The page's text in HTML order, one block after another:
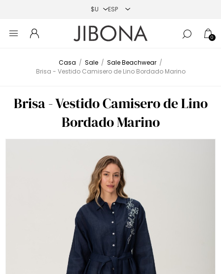
0
Casa / Sale / Sale Beachwear /
Brisa - Vestido Camisero de Lino Bordado Marino
Brisa - Vestido Camisero de Lino
Bordado Marino